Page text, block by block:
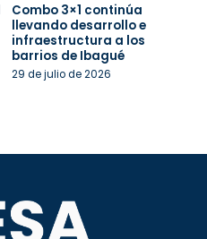
Combo 3×1 continúa
llevando desarrollo e
infraestructura a los
barrios de Ibagué
29 de julio de 2026